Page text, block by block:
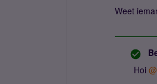
Weet
Hoi